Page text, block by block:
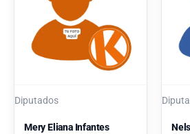
Diputados
Mery Eliana Infantes